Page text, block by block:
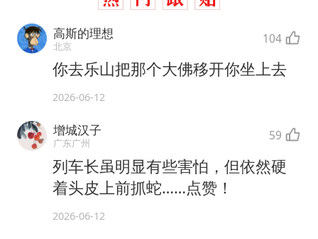
高斯的理想
北京 104
你去乐山把那个大佛移开你坐上去
2026-06-12
增城汉子
广东广州 59
列车长虽明显有些害怕，但依然硬
着头皮上前抓蛇……点赞！
2026-06-12